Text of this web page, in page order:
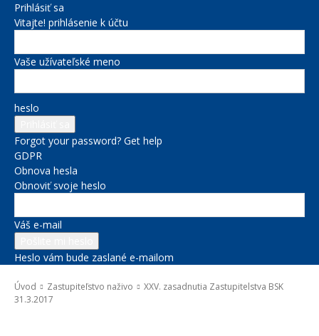
Prihlásiť sa
Vitajte! prihlásenie k účtu
Vaše užívateľské meno
heslo
Forgot your password? Get help
GDPR
Obnova hesla
Obnoviť svoje heslo
Váš e-mail
Heslo vám bude zaslané e-mailom
Úvod Zastupiteľstvo naživo
XXV. zasadnutia Zastupitelstva BSK
31.3.2017